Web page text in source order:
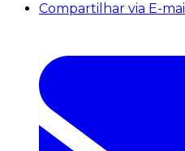
Compartilhar via E-mail